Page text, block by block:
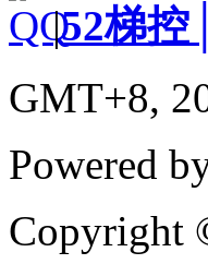
|52梯控
GMT+8,
Powered
Copyright